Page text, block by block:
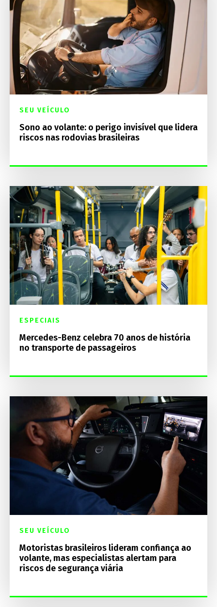
SEU VEÍCULO
Sono ao volante: o perigo invisível que lidera
riscos nas rodovias brasileiras
ESPECIAIS
Mercedes-Benz celebra 70 anos de história
no transporte de passageiros
SEU VEÍCULO
Motoristas brasileiros lideram confiança ao
volante, mas especialistas alertam para
riscos de segurança viária